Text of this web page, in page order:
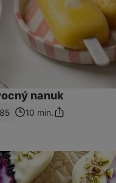
nanuk
10 min.Zdieľať